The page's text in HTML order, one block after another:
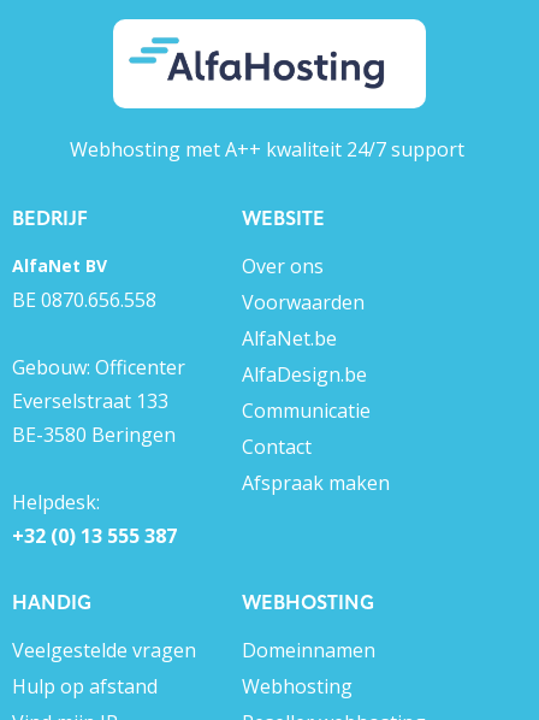
Webhosting met A++ kwaliteit 24/7 support
BEDRIJF
AlfaNet BV
BE 0870.656.558
Gebouw: Officenter
Everselstraat 133
BE-3580 Beringen
Helpdesk:
+32 (0) 13 555 387
WEBSITE
Over ons
Voorwaarden
AlfaNet.be
AlfaDesign.be
Communicatie
Contact
Afspraak maken
HANDIG
Veelgestelde vragen
Hulp op afstand
WEBHOSTING
Domeinnamen
Webhosting